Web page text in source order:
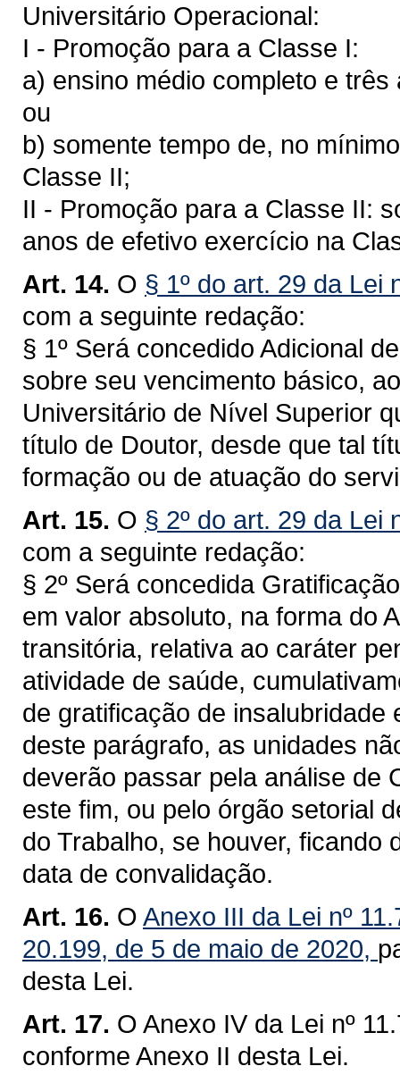
Universitário Operacional:
I - Promoção para a Classe I:
a) ensino médio completo e
ou
b) somente tempo de, no
Classe II;
II - Promoção para a Classe II:
anos de efetivo exercício na
Art. 14. O § 1º do art. 29 da Lei
com a seguinte redação:
§ 1º Será concedido Adicional
sobre seu vencimento básico,
Universitário de Nível Superior
título de Doutor, desde que tal
formação ou de atuação do
Art. 15. O § 2º do art. 29 da Lei
com a seguinte redação:
§ 2º Será concedida
em valor absoluto, na forma do
transitória, relativa ao caráter
atividade de saúde,
de gratificação de
deste parágrafo, as unidades
deverão passar pela análise de
este fim, ou pelo órgão setorial
do Trabalho, se houver, ficando
data de convalidação.
Art. 16. O Anexo III da Lei nº
20.199, de 5 de maio de 2020,
desta Lei.
Art. 17. O Anexo IV da Lei nº
conforme Anexo II desta Lei.